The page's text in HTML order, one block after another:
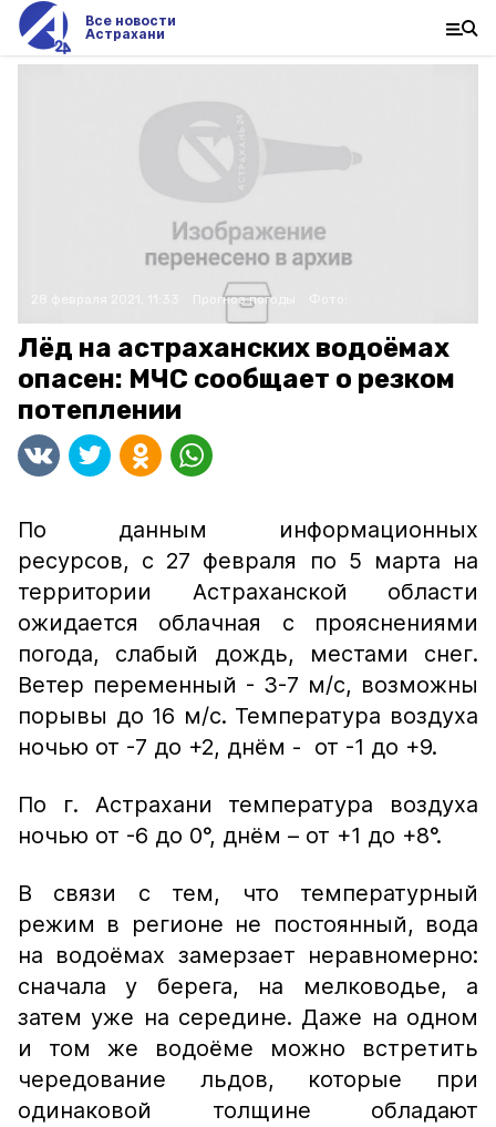
Все новости
Астрахани
Прогноз погоды
Лёд на астраханских водоёмах
опасен: МЧС сообщает о резком
потеплении
По данным информационных
ресурсов, с 27 февраля по 5 марта на
территории Астраханской области
ожидается облачная с прояснениями
погода, слабый дождь, местами снег.
Ветер переменный - 3-7 м/с, возможны
порывы до 16 м/с. Температура воздуха
ночью от -7 до +2, днём - от -1 до +9.
По г. Астрахани температура воздуха
ночью от -6 до 0°, днём – от +1 до +8°.
В связи с тем, что температурный
режим в регионе не постоянный, вода
на водоёмах замерзает неравномерно:
сначала у берега, на мелководье, а
затем уже на середине. Даже на одном
и том же водоёме можно встретить
чередование льдов, которые при
одинаковой толщине обладают